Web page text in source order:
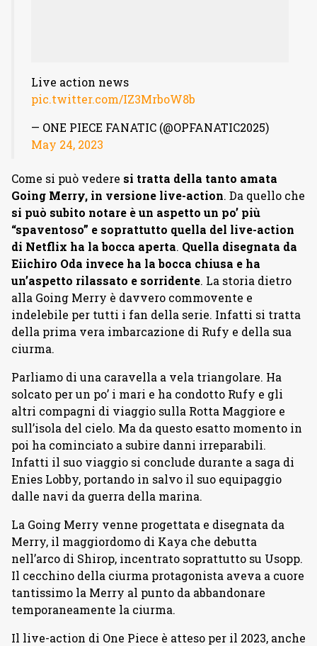
Live action news
pic.twitter.com/IZ3MrboW8b
— ONE PIECE FANATIC (@OPFANATIC2025)
May 24, 2023
Come si può vedere si tratta della tanto amata
Going Merry, in versione live-action. Da quello che
si può subito notare è un aspetto un po’ più
“spaventoso” e soprattutto quella del live-action
di Netflix ha la bocca aperta. Quella disegnata da
Eiichiro Oda invece ha la bocca chiusa e ha
un’aspetto rilassato e sorridente. La storia dietro
alla Going Merry è davvero commovente e
indelebile per tutti i fan della serie. Infatti si tratta
della prima vera imbarcazione di Rufy e della sua
ciurma.
Parliamo di una caravella a vela triangolare. Ha
solcato per un po’ i mari e ha condotto Rufy e gli
altri compagni di viaggio sulla Rotta Maggiore e
sull’isola del cielo. Ma da questo esatto momento in
poi ha cominciato a subire danni irreparabili.
Infatti il suo viaggio si conclude durante a saga di
Enies Lobby, portando in salvo il suo equipaggio
dalle navi da guerra della marina.
La Going Merry venne progettata e disegnata da
Merry, il maggiordomo di Kaya che debutta
nell’arco di Shirop, incentrato soprattutto su Usopp.
Il cecchino della ciurma protagonista aveva a cuore
tantissimo la Merry al punto da abbandonare
temporaneamente la ciurma.
Il live-action di One Piece è atteso per il 2023, anche